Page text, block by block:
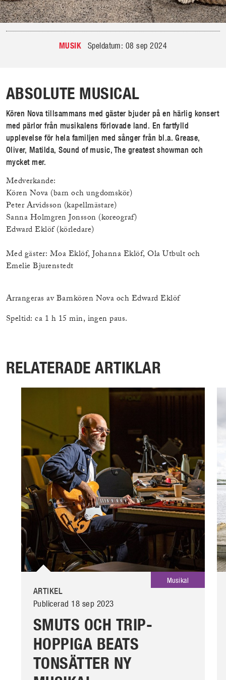
MUSIK Speldatum: 08 sep 2024
ABSOLUTE MUSICAL
Kören Nova tillsammans med gäster bjuder på en härlig konsert
med pärlor från musikalens förlovade land. En fartfylld
upplevelse för hela familjen med sånger från bl.a. Grease,
Oliver, Matilda, Sound of music, The greatest showman och
mycket mer.
Medverkande:
Kören Nova (barn och ungdomskör)
Peter Arvidsson (kapellmästare)
Sanna Holmgren Jonsson (koreograf)
Edward Eklöf (körledare)
Med gäster: Moa Eklöf, Johanna Eklöf, Ola Utbult och
Emelie Bjurenstedt
Arrangeras av Barnkören Nova och Edward Eklöf
Speltid: ca 1 h 15 min, ingen paus.
RELATERADE ARTIKLAR
Musikal
ARTIKEL
Publicerad 18 sep 2023
SMUTS OCH TRIP-
HOPPIGA BEATS
TONSÄTTER NY